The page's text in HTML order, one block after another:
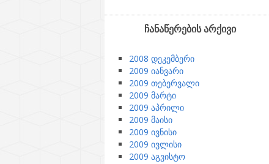
ჩანაწერების არქივი
2008 დეკემბერი
2009 იანვარი
2009 თებერვალი
2009 მარტი
2009 აპრილი
2009 მაისი
2009 ივნისი
2009 ივლისი
2009 აგვისტო